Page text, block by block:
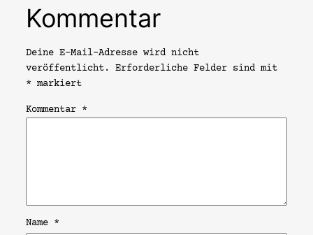
Kommentar
Deine E-Mail-Adresse wird nicht
veröffentlicht.
Erforderliche Felder sind mit
* markiert
Kommentar *
Name *